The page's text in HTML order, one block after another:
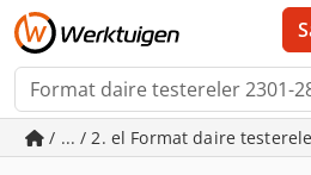
/ ... / 2. el Format daire